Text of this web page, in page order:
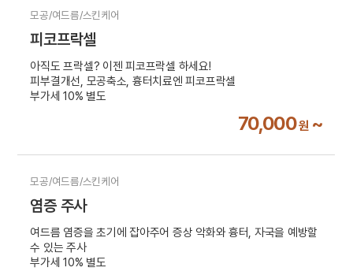
모공/여드름/스킨케어
피코프락셀
아직도 프락셀? 이젠 피코프락셀 하세요!
피부결개선, 모공축소, 흉터치료엔 피코프락셀
부가세 10% 별도
70,000원 ~
모공/여드름/스킨케어
염증 주사
여드름 염증을 초기에 잡아주어 증상 악화와 흉터, 자국을 예방할
수 있는 주사
부가세 10% 별도